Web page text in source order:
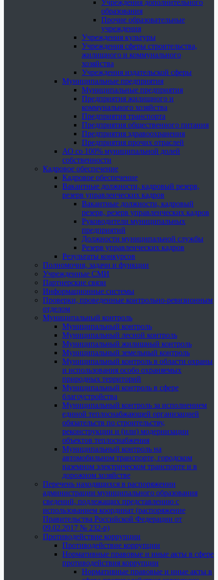
Учреждения дополнительного
образования
Прочие образовательные
учреждения
Учреждения культуры
Учреждения сферы строительства,
жилищного и коммунального
хозяйства
Учреждения издательской сферы
Муниципальные предприятия
Муниципальные предприятия
Предприятия жилищного и
коммунального хозяйства
Предприятия транспорта
Предприятия общественного питания
Предприятия здравоохранения
Предприятия прочих отраслей
АО со 100% муниципальной долей
собственности
Кадровое обеспечение
Кадровое обеспечение
Вакантные должности, кадровый резерв,
резерв управленческих кадров
Вакантные должности, кадровый
резерв, резерв управленческих кадров
Руководители муниципальных
предприятий
Должности муниципальной службы
Резерв управленческих кадров
Результаты конкурсов
Полномочия, задачи и функции
Учрежденные СМИ
Партнерские связи
Информационные системы
Проверки, проведенные контрольно-ревизионным
отделом
Муниципальный контроль
Муниципальный контроль
Муниципальный лесной контроль
Муниципальный жилищный контроль
Муниципальный земельный контроль
Муниципальный контроль в области охраны
и использования особо охраняемых
природных территорий
Муниципальный контроль в сфере
благоустройства
Муниципальный контроль за исполнением
единой теплоснабжающей организацией
обязательств по строительству,
реконструкции и (или) модернизации
объектов теплоснабжения
Муниципальный контроль на
автомобильном транспорте, городском
наземном электрическом транспорте и в
дорожном хозяйстве
Перечень находящихся в распоряжении
администрации муниципального образования
сведений, подлежащих представлению с
использованием координат (распоряжение
Правительства Российской Федерации от
09.02.2017 № 232-р)
Противодействие коррупции
Противодействие коррупции
Нормативные правовые и иные акты в сфере
противодействия коррупции
Нормативные правовые и иные акты в